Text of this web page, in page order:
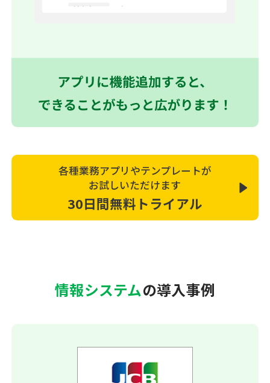
各種業務アプリやテンプレートが
お試しいただけます
30日間無料トライアル
情報システムの導入事例